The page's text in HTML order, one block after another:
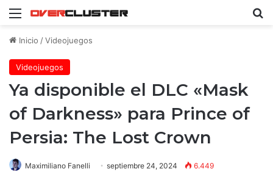
Menú
Inicio /Videojuegos
Videojuegos
Ya disponible el DLC «Mask
of Darkness» para Prince of
Persia: The Lost Crown
Maximiliano Fanelli septiembre 24, 2024 6.449